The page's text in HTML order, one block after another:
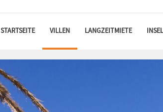
STARTSEITE VILLEN LANGZEITMIETE